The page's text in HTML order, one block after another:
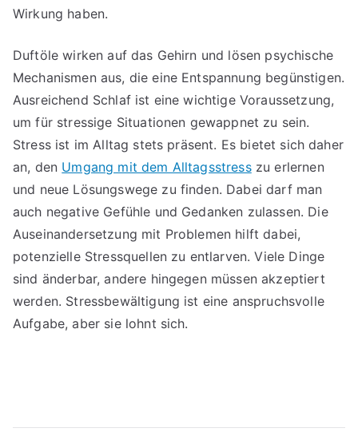
Wirkung haben.
Duftöle wirken auf das Gehirn und lösen psychische
Mechanismen aus, die eine Entspannung begünstigen.
Ausreichend Schlaf ist eine wichtige Voraussetzung,
um für stressige Situationen gewappnet zu sein.
Stress ist im Alltag stets präsent. Es bietet sich daher
an, den Umgang mit dem Alltagsstresszu erlernen
und neue Lösungswege zu finden. Dabei darf man
auch negative Gefühle und Gedanken zulassen. Die
Auseinandersetzung mit Problemen hilft dabei,
potenzielle Stressquellen zu entlarven. Viele Dinge
sind änderbar, andere hingegen müssen akzeptiert
werden. Stressbewältigung ist eine anspruchsvolle
Aufgabe, aber sie lohnt sich.